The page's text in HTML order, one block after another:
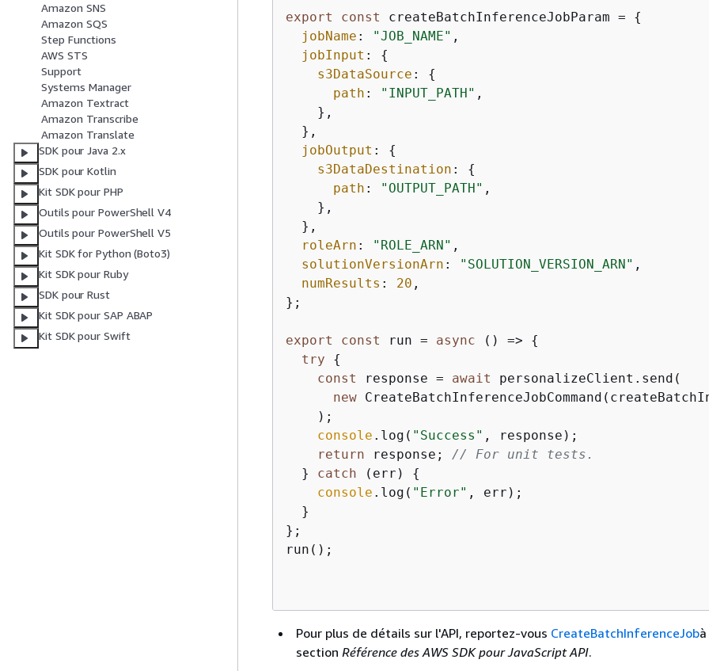
Amazon SNS
Amazon SQS
Step Functions
AWS STS
Support
Systems Manager
Amazon Textract
Amazon Transcribe
Amazon Translate
SDK pour Java 2.x
SDK pour Kotlin
Kit SDK pour PHP
Outils pour PowerShell V4
Outils pour PowerShell V5
Kit SDK for Python (Boto3)
Kit SDK pour Ruby
SDK pour Rust
Kit SDK pour SAP ABAP
Kit SDK pour Swift
export const createBatchInferenceJobParam = {
jobName : "JOB_NAME" ,
jobInput : {
s3DataSource : {
path : "INPUT_PATH" ,
    },
  },
jobOutput : {
s3DataDestination : {
path : "OUTPUT_PATH" ,
    },
  },
roleArn : "ROLE_ARN" ,
solutionVersionArn : "SOLUTION_VERSION_ARN" ,
numResults : 20 ,
};
export const run = async () => {
try
{
const response = await personalizeClient.send(
new
    );
console .log( "Success" , response);
return response; // For unit tests.
  }
catch (err) {
console .log( "Error" , err);
  }
};
run();
Pour plus de détails sur l'API, reportez-vous CreateBatchInferenceJobà
section Référence des AWS SDK pour JavaScript API.